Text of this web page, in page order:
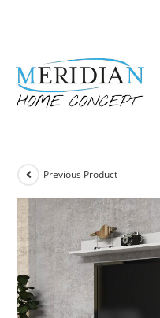
Previous Product